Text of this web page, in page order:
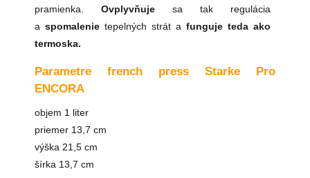
pramienka. Ovplyvňuje sa tak regulácia
a spomalenie tepelných strát a funguje teda ako
termoska.
Parametre french press Starke Pro
ENCORA
objem 1 liter
priemer 13,7 cm
výška 21,5 cm
šírka 13,7 cm